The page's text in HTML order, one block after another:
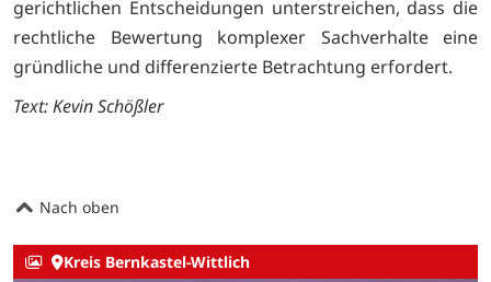
gerichtlichen Entscheidungen unterstreichen, dass die
rechtliche Bewertung komplexer Sachverhalte eine
gründliche und differenzierte Betrachtung erfordert.
Text: Kevin Schößler
Nach oben
Kreis Bernkastel-Wittlich